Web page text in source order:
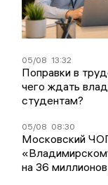
05/08 13:32
Поправки в
чего ждать
студентам?
05/08 08:30
Московский
на 36